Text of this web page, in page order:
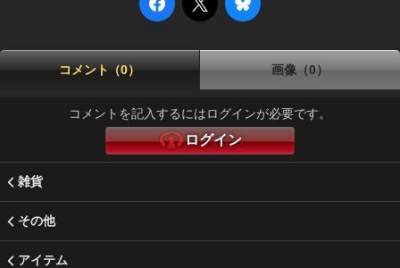
コメント（0） 画像（0）
コメントを記入するにはログインが必要です。
ログイン
雑貨
その他
アイテム